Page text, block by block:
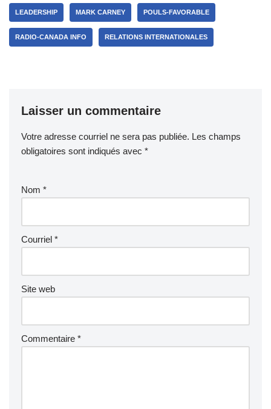
LEADERSHIP MARK CARNEY POULS-FAVORABLE
RADIO-CANADA INFO RELATIONS INTERNATIONALES
Laisser un commentaire
Votre adresse courriel ne sera pas publiée. Les champs
obligatoires sont indiqués avec *
Nom *
Courriel *
Site web
Commentaire *